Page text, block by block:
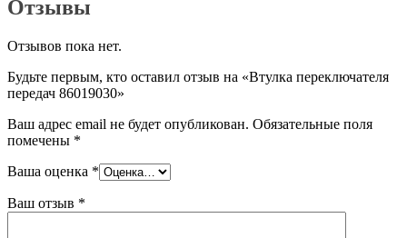
Отзывы
Отзывов пока нет.
Будьте первым, кто оставил отзыв на «Втулка переключателя
передач 86019030»
Ваш адрес email не будет опубликован. Обязательные поля
помечены *
Ваша оценка *
Ваш отзыв *